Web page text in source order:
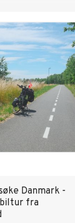
Danmark -
fra